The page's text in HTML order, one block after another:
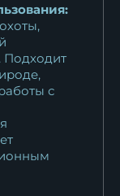
Подходит
с